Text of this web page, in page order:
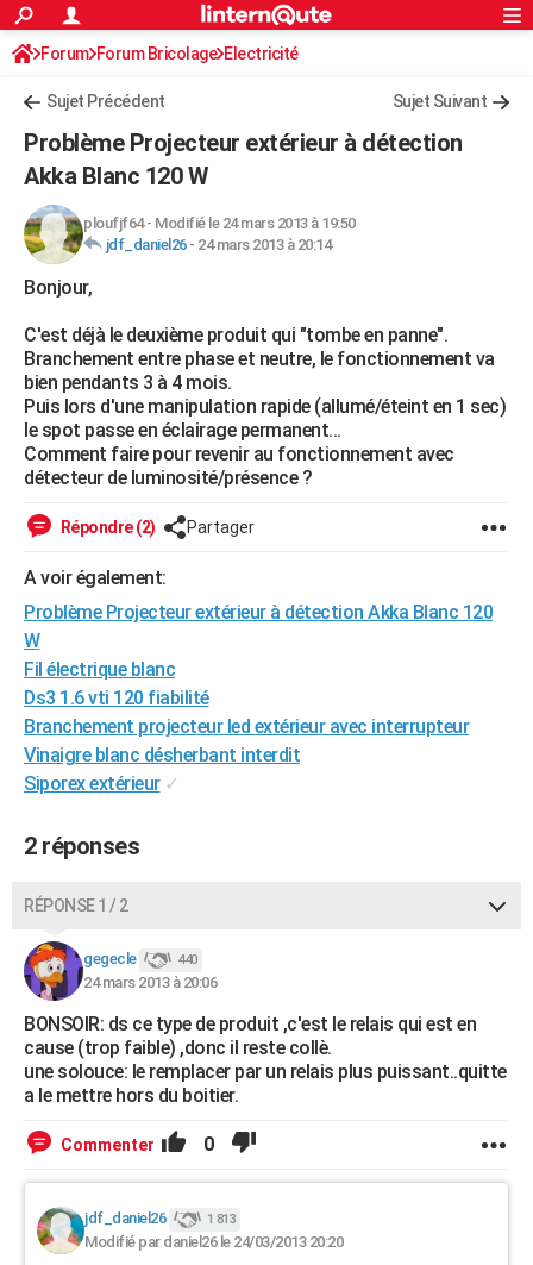
ACTUALITÉS
Politique
Société
Faits Divers
Education
Monde
Villes
+
Programme TV
TNTStreaming
Cinéma
Sorties cinéma
Musique
FINANCE
Retraite
Impôts
Epargne
Immobilier
Risques naturels par ville
Banque
Assurance
Crédit
AUTO
Essais
Réserver un essai
Citadines
Berlines
SUV
Forum auto
HIGH-TECH
Forum
Aménagement intérieur
Extérieur
Cuisine
Salle de bains
Jardinage
Rangement
WEEK-END
Guides de France
Escapades
Patrimoine
Expositions
Musées
Week-end nature
+LIFESTYLE
Art de vivre
Bien-être
Loisirs
Mode
Modes de vie
SANTE
VOYAGE
GUIDES D'ACHAT
BONS PLANS
CARTE DE VOEUX
Carte de Noël
Carte Bonne année
Carte Saint-Valentin
Carte Pâques
Carte d'anniversaire
DICTIONNAIRE
Dictionnaire
Biographies
Citations
Expressions
Proverbes
COPAINS D'AVANT
S'inscrire
Se connecter
Lycées
Collèges
Primaires
Universités
Entreprises
Service militaire
Avis de recherche
AVIS DE DÉCÈS
FORUM
Bricolage
Lifestyle
Culture
Sport
Auto
Television
Voyage
Cinema
S'inscrire
Connexion
Forum Forum Bricolage Electricité
Sujet Précédent Sujet Suivant
Problème Projecteur extérieur à détection
Akka Blanc 120 W
ploufjf64- Modifié le 24 mars 2013 à 19:50
jdf_daniel26- 24 mars 2013 à 20:14
Bonjour,
C'est déjà le deuxième produit qui "tombe en panne".
Branchement entre phase et neutre, le fonctionnement va
bien pendants 3 à 4 mois.
Puis lors d'une manipulation rapide (allumé/éteint en 1 sec)
le spot passe en éclairage permanent...
Comment faire pour revenir au fonctionnement avec
détecteur de luminosité/présence ?
Répondre (2) Partager
A voir également:
Problème Projecteur extérieur à détection Akka Blanc 120
W
Fil électrique blanc
Ds3 1.6 vti 120 fiabilité
Branchement projecteur led extérieur avec interrupteur
Vinaigre blanc désherbant interdit
Siporex extérieur ✓
2 réponses
RÉPONSE 1 / 2
gegecle 440
24 mars 2013 à 20:06
BONSOIR: ds ce type de produit ,c'est le relais qui est en
cause (trop faible) ,donc il reste collè.
une solouce: le remplacer par un relais plus puissant..quitte
a le mettre hors du boitier.
Commenter 0
jdf_daniel26 1 813
Modifié par daniel26 le 24/03/2013 20:20